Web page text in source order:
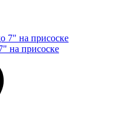
на присоске